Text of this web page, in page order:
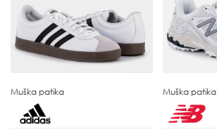
Muška patika Muška patika